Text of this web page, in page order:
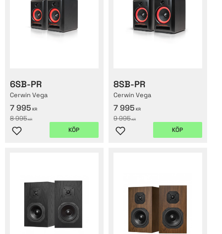
6SB-PR
Cerwin Vega
7 995 KR
8 995KR
Lägg till i favoriter
KÖP
8SB-PR
Cerwin Vega
7 995 KR
9 995KR
Lägg till i favoriter
KÖP